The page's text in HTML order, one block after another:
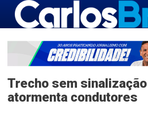
Trecho sem
atormenta condutores